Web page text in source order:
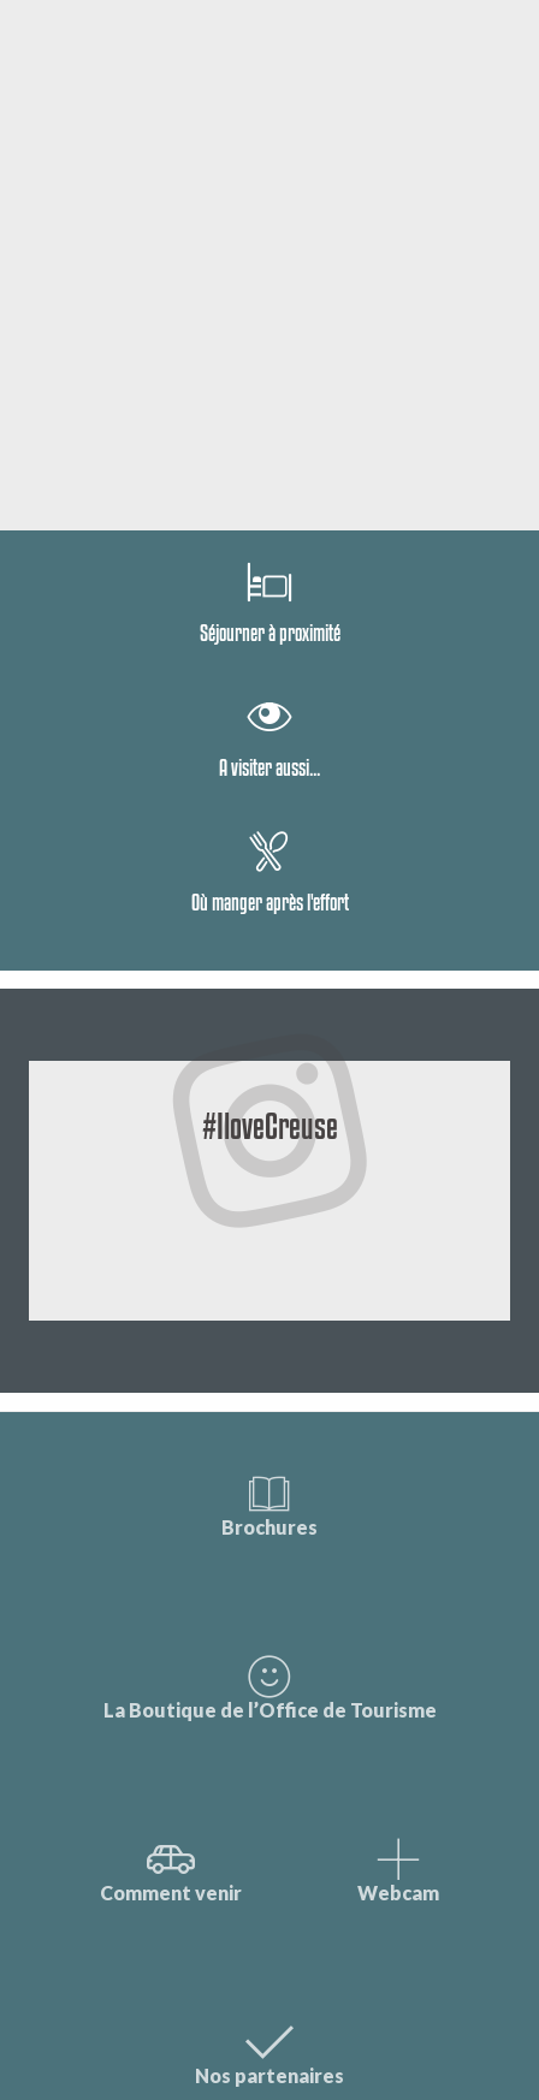
Séjourner à proximité
A visiter aussi...
Où manger après l'effort
#IloveCreuse
Brochures
La Boutique de l’Office de Tourisme
Comment venir Webcam
Nos partenaires